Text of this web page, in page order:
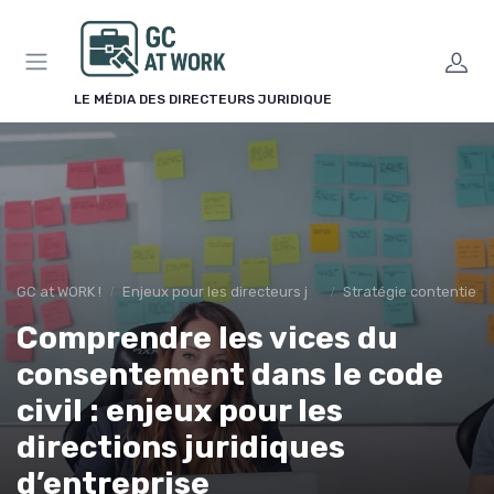
LE MÉDIA DES DIRECTEURS JURIDIQUE
GC at WORK ! Enjeux pour les directeurs juridiques Stratégie
Comprendre les vices du
consentement dans le code
civil : enjeux pour les
directions juridiques
d’entreprise